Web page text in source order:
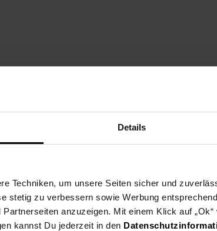
Details
Techniken, um unsere Seiten sicher und
stetig zu verbessern sowie Werbung
anzuzeigen. Mit einem Klick auf
kannst Du jederzeit in den